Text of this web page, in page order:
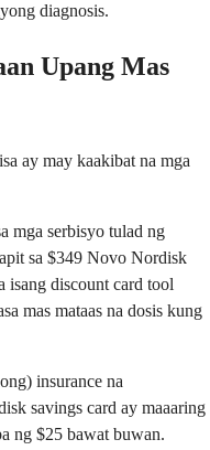
diagnosis.
Upang Mas
ay may kaakibat na mga
mga serbisyo tulad ng
sa $349 Novo Nordisk
isang discount card tool
mas mataas na dosis kung
insurance na
savings card ay maaaring
ng $25 bawat buwan.